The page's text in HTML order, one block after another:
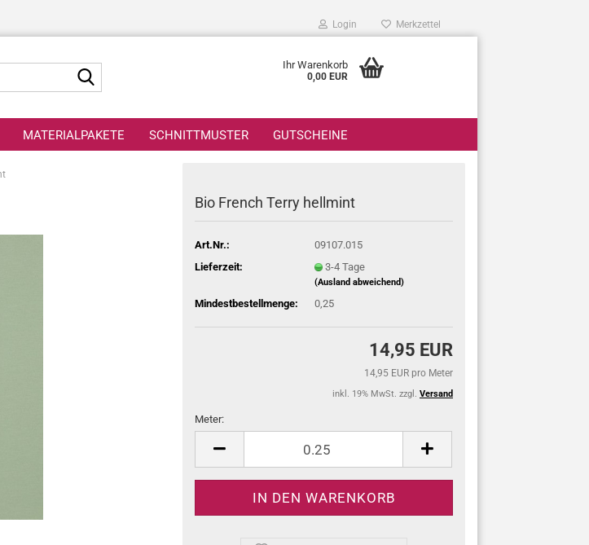
Login Merkzettel
Ihr Warenkorb
0,00 EUR
MATERIALPAKETE SCHNITTMUSTER GUTSCHEINE
Bio French Terry hellmint
Art.Nr.:
09107.015
Lieferzeit:
3-4 Tage
(Ausland abweichend)
Mindestbestellmenge: 0,25
14,95 EUR
14,95 EUR pro Meter
inkl. 19% MwSt. zzgl. Versand
Meter:
Meter